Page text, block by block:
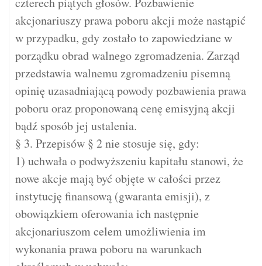
akcjonariuszy prawa poboru akcji może nastąpić
w przypadku, gdy zostało to zapowiedziane w
porządku obrad walnego zgromadzenia. Zarząd
przedstawia walnemu zgromadzeniu pisemną
opinię uzasadniającą powody pozbawienia prawa
poboru oraz proponowaną cenę emisyjną akcji
bądź sposób jej ustalenia.
§ 3. Przepisów § 2 nie stosuje się, gdy:
1) uchwała o podwyższeniu kapitału stanowi, że
nowe akcje mają być objęte w całości przez
instytucję finansową (gwaranta emisji), z
obowiązkiem oferowania ich następnie
akcjonariuszom celem umożliwienia im
wykonania prawa poboru na warunkach